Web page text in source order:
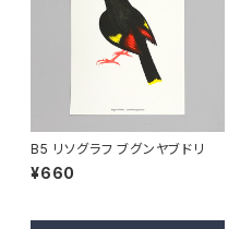
B5 リソグラフ ブグンヤブドリ
¥660